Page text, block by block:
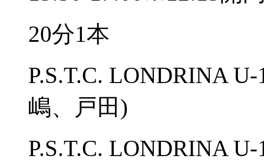
20分1本
P.S.T.C. LONDRINA
嶋、戸田)
P.S.T.C. LONDRINA